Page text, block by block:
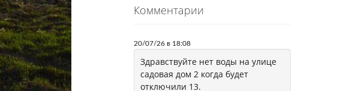
Комментарии
20/07/26 в 18:08
Здравствуйте нет воды на улице
садовая дом 2 когда будет
отключили 13.